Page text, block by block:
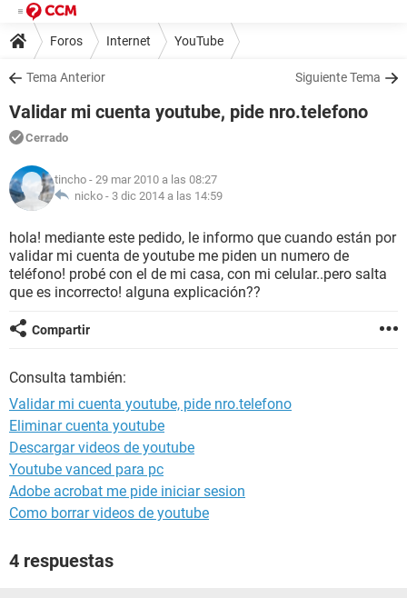
Foros Internet YouTube
Tema Anterior Siguiente Tema
Validar mi cuenta youtube, pide nro.telefono
Cerrado
tincho - 29 mar 2010 a las 08:27
nicko - 3 dic 2014 a las 14:59
hola! mediante este pedido, le informo que cuando están por
validar mi cuenta de youtube me piden un numero de
teléfono! probé con el de mi casa, con mi celular..pero salta
que es incorrecto! alguna explicación??
Compartir
Consulta también:
Validar mi cuenta youtube, pide nro.telefono
Eliminar cuenta youtube
Descargar videos de youtube
Youtube vanced para pc
Adobe acrobat me pide iniciar sesion
Como borrar videos de youtube
4 respuestas